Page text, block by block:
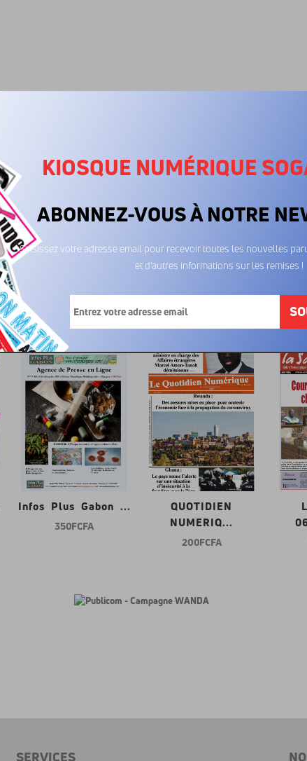
L'Union 06/08/2026
400FCFA 400FCFA
Infos Plus Gabon ...
350 FCFA
QUOTIDIEN
NUMERIQ...
200 FCFA
SERVICES
KIOSQUE NUMÉRIQUE
ABONNEZ-VOUS À NOTRE
Saisissez votre adresse email pour recevoir toutes les nouvelles
et d’autres informations sur les remises !